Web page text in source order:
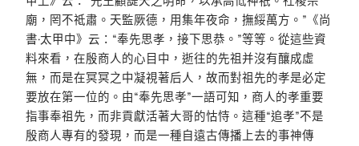
廟，罔不祗肅。天監厥德，用集年夜命，撫綏萬方。”《尚
書·太甲中》云：“奉先思孝，接下思恭。”等等。從這些資
料來看，在殷商人的心目中，逝往的先祖并沒有釀成虛
無，而是在冥冥之中凝視著后人，故而對祖先的孝是必定
要放在第一位的。由“奉先思孝”一語可知，商人的孝重要
指事奉祖先，而非貢獻活著大哥的怙恃。這種“追孝”不是
殷商人專有的發現，而是一種自遠古傳播上去的事神傳